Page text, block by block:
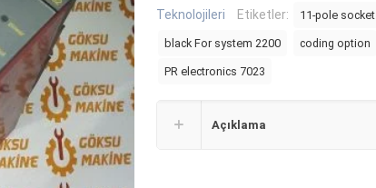
Teknolojileri
Etiketler: 11-pole socket
black For system 2200 coding option
PR electronics 7023
Açıklama